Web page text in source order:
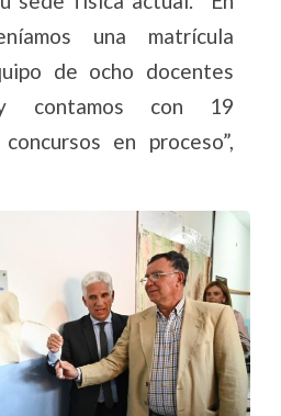
una matrícula
de ocho docentes
contamos con 19
en proceso”,